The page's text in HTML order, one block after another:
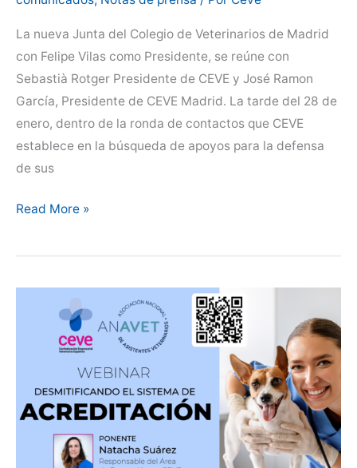
La nueva Junta del Colegio de Veterinarios de Madrid
con Felipe Vilas como Presidente, se reúne con
Sebastià Rotger Presidente de CEVE y José Ramon
García, Presidente de CEVE Madrid. La tarde del 28 de
enero, dentro de la ronda de contactos que CEVE
establece en la búsqueda de apoyos para la defensa
de sus
CEVE
el
Veterinarios
acercan
posturas
Read More »